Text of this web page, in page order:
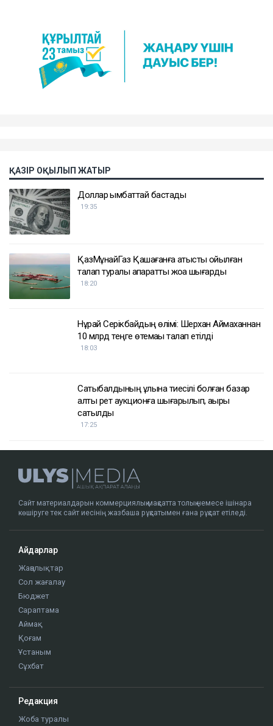
ҚАЗІР ОҚЫЛЫП ЖАТЫР
Доллар қымбаттай бастады
19:35
ҚазМұнайГаз Қашағанға қатысты қойылған
талап туралы ақпаратты жоққа шығарды
18:20
Нұрай Серікбайдың өлімі: Шерхан Аймаханнан
10 млрд теңге өтемақы талап етілді
18:03
Сатыбалдының ұлына тиесілі болған базар
алты рет аукционға шығарылып, ақыры
сатылды
17:25
Сайт материалдарын коммерциялық мақсатта толық немесе ішінара
көшіруге тек сайт иесінің жазбаша рұқсатымен ғана рұқсат етіледі.
Айдарлар
Жаңалықтар
Сол жағалау
Бюджет
Сараптама
Аймақ
Қоғам
Ұстаным
Сұхбат
Редакция
Жоба туралы